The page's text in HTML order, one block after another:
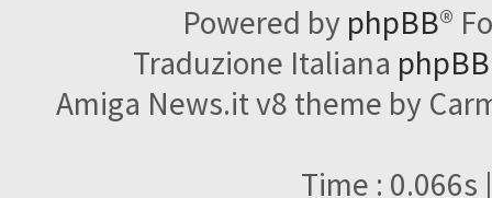
Powered by phpBB®
Traduzione Italiana
Amiga News.it v8 theme by
Time : 0.066s